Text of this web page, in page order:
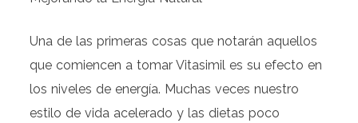
Una de las primeras cosas que notarán aquellos
que comiencen a tomar Vitasimil es su efecto en
los niveles de energía. Muchas veces nuestro
estilo de vida acelerado y las dietas poco